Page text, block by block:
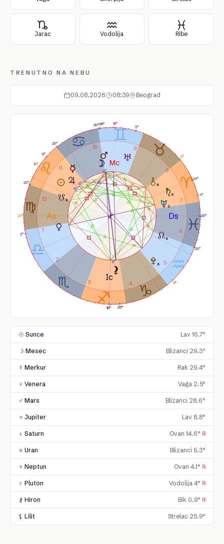
Jarac Vodolija Ribe
TRENUTNO NA NEBU
09.08.2026 08:39 Beograd
1
2
3 4
5
6
7
8
9
10
11
12
16°
29°
29°
2°
28°
8°
14°
5°
4°
3°
29°
0°
20°
18°
20°
18° 25°
29°
☉ Sunce Lav 16.7°
☽ Mesec Blizanci 29.3°
☿ Merkur Rak 29.4°
♀ Venera Vaga 2.5°
♂ Mars Blizanci 28.6°
♃ Jupiter Lav 8.8°
♄ Saturn Ovan 14.6° ℞
♅ Uran Blizanci 5.3°
♆ Neptun Ovan 4.1° ℞
♇ Pluton Vodolija 4° ℞
⚷ Hiron Bik 0.9° ℞
⚸ Lilit Strelac 25.9°